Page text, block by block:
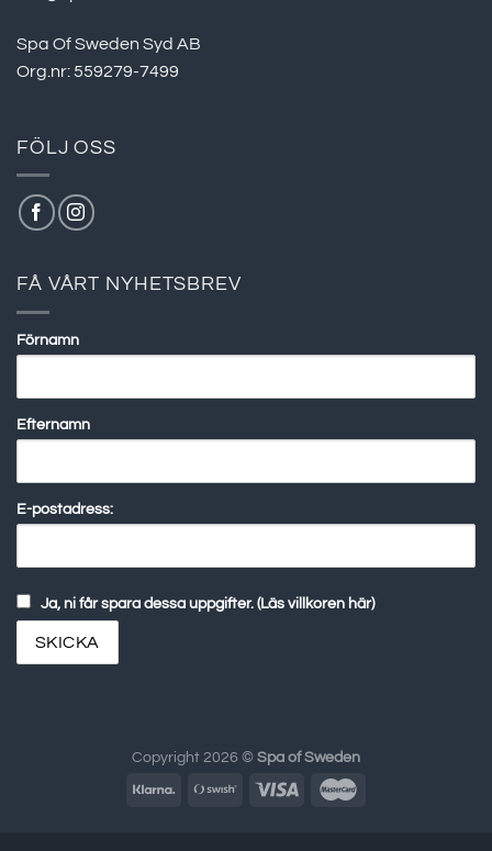
Spa Of Sweden Syd AB
Org.nr: 559279-7499
FÖLJ OSS
FÅ VÅRT NYHETSBREV
Förnamn
Efternamn
E-postadress:
Ja, ni får spara dessa uppgifter. (Läs villkoren här)
Copyright 2026 © Spa of Sweden